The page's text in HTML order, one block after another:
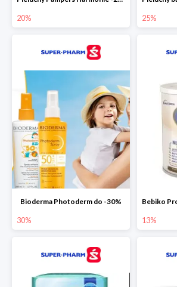
20% 25%
Bioderma Photoderm do -30%
30% 13%